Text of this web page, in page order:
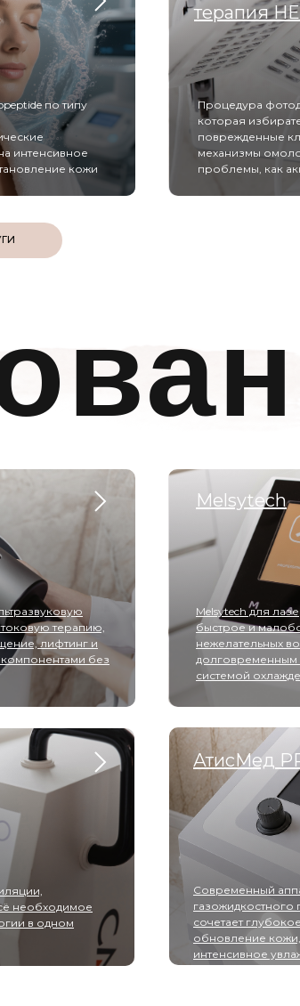
Процедура
которая
поврежденные
механизмы
проблемы, как
терапия
по типу
интенсивное
кожи
Современный
газожидкостного
сочетает
обновление
интенсивное
АтисМед
необходимое
в одном
Melsytech для
быстрое и
нежелательных
долговременным
системой
Melsytech
терапию,
лифтинг и
без